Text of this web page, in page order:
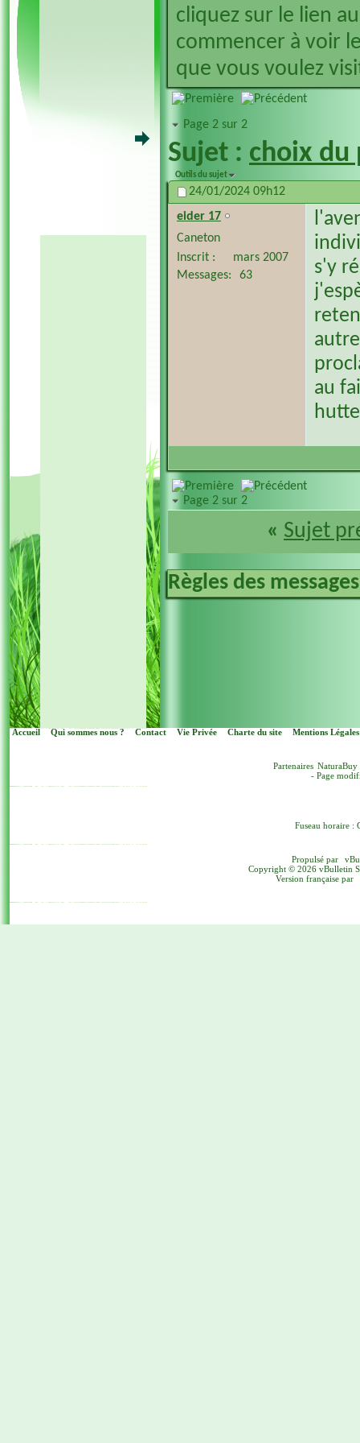
cliquez sur le lien
commencer à voir
que vous voulez
Page 2 sur 2
Sujet : choix du
Outils du sujet
24/01/2024 09h12
eider 17
Caneton
Inscrit
mars 2007
Messages
63
s'y
au
Page 2 sur 2
« Sujet
Règles des messages
Accueil Qui sommes nous ? Contact Vie Privée Charte du site Mentions Légales
Partenaires NaturaBuy
- Page
Fuseau horaire :
Propulsé par
Copyright © 2026 vBulletin
Version française par